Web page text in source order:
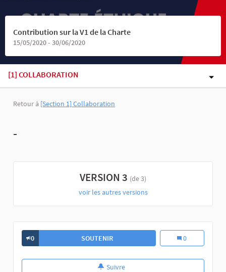
Contribution sur la V1 de la Charte
15/05/2020 - 30/06/2020
[1] COLLABORATION
Retour à [Section 1] Collaboration
-
VERSION 3 (de 3)
voir les autres versions
0 SOUTENIR 0
Suivre